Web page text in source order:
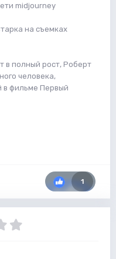
midjourney
на съемках
в полный рост, Роберт
человека,
в фильме Первый
1